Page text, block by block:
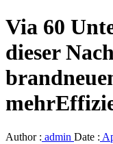
Via 60
dieser
Author : admin Date :